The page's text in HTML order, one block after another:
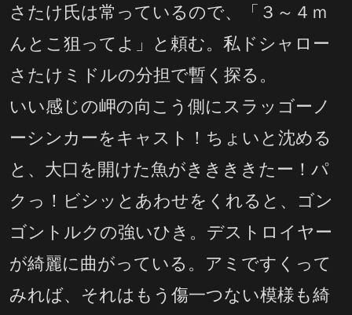
さたけ氏は常っているので、「３～４ｍ
んとこ狙ってよ」と頼む。私ドシャロー
さたけミドルの分担で暫く探る。
いい感じの岬の向こう側にスラッゴーノ
ーシンカーをキャスト！ちょいと沈める
と、大口を開けた魚がききききたー！パ
クっ！ビシッとあわせをくれると、ゴン
ゴントルクの強いひき。デストロイヤー
が綺麗に曲がっている。アミですくって
みれば、それはもう傷一つない模様も綺